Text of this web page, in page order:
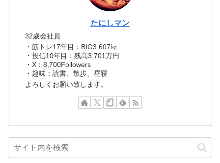
たにしマン
32歳会社員
・筋トレ17年目：BIG3 607㎏
・投信10年目：残高3,701万円
・X：8,700Followers
・趣味：読書、散歩、昼寝
よろしくお願い致します。